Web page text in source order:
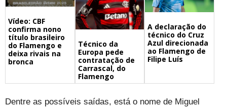
Vídeo: CBF
confirma nono
título brasileiro
do Flamengo e
deixa rivais na
bronca
Técnico da
Europa pede
contratação de
Carrascal, do
Flamengo
A declaração do
técnico do Cruz
Azul direcionada
ao Flamengo de
Filipe Luís
Dentre as possíveis saídas, está o nome de Miguel